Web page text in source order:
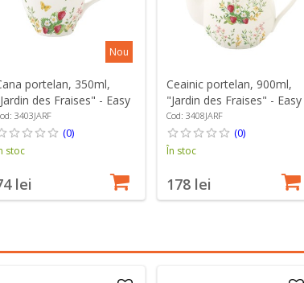
Nou
portelan, 350ml,
des Fraises" - Easy
3403JARF
(0)
stoc
lei
Ceainic portelan, 900ml,
"Jardin des Fraises" - Easy
Life
Cod: 3408JARF
(0)
În stoc
178 lei